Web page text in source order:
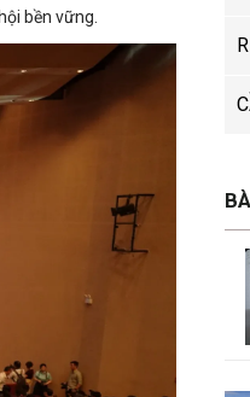
bền vững.